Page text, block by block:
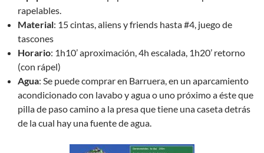
rapelables.
Material: 15 cintas, aliens y friends hasta #4, juego de
tascones
Horario: 1h10’ aproximación, 4h escalada, 1h20’ retorno
(con rápel)
Agua: Se puede comprar en Barruera, en un aparcamiento
acondicionado con lavabo y agua o uno próximo a éste que
pilla de paso camino a la presa que tiene una caseta detrás
de la cual hay una fuente de agua.